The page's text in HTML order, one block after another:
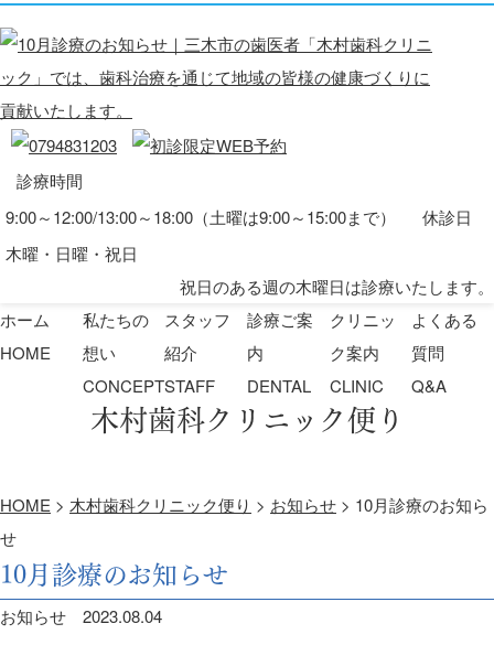
診療時間
9:00～12:00/13:00～18:00（土曜は9:00～15:00まで）
休診日
木曜・日曜・祝日
祝日のある週の木曜日は診療いたします。
ホーム
HOME
私たちの
想い
CONCEPT
スタッフ
紹介
STAFF
診療ご案
内
DENTAL
クリニッ
ク案内
CLINIC
よくある
質問
Q&A
木村歯科クリニック便り
HOME > 木村歯科クリニック便り > お知らせ > 10月診療のお知ら
せ
10月診療のお知らせ
お知らせ 2023.08.04